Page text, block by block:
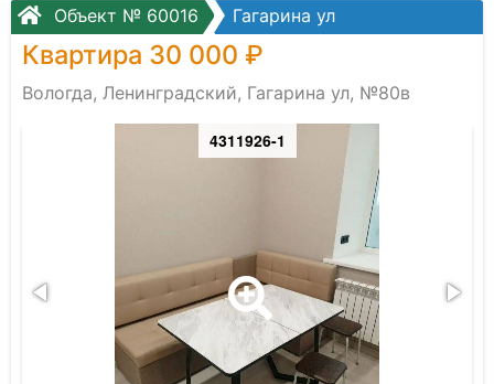
Объект № 60016 Гагарина ул
Квартира 30 000 ₽
Вологда, Ленинградский, Гагарина ул, №80в
4311926-1